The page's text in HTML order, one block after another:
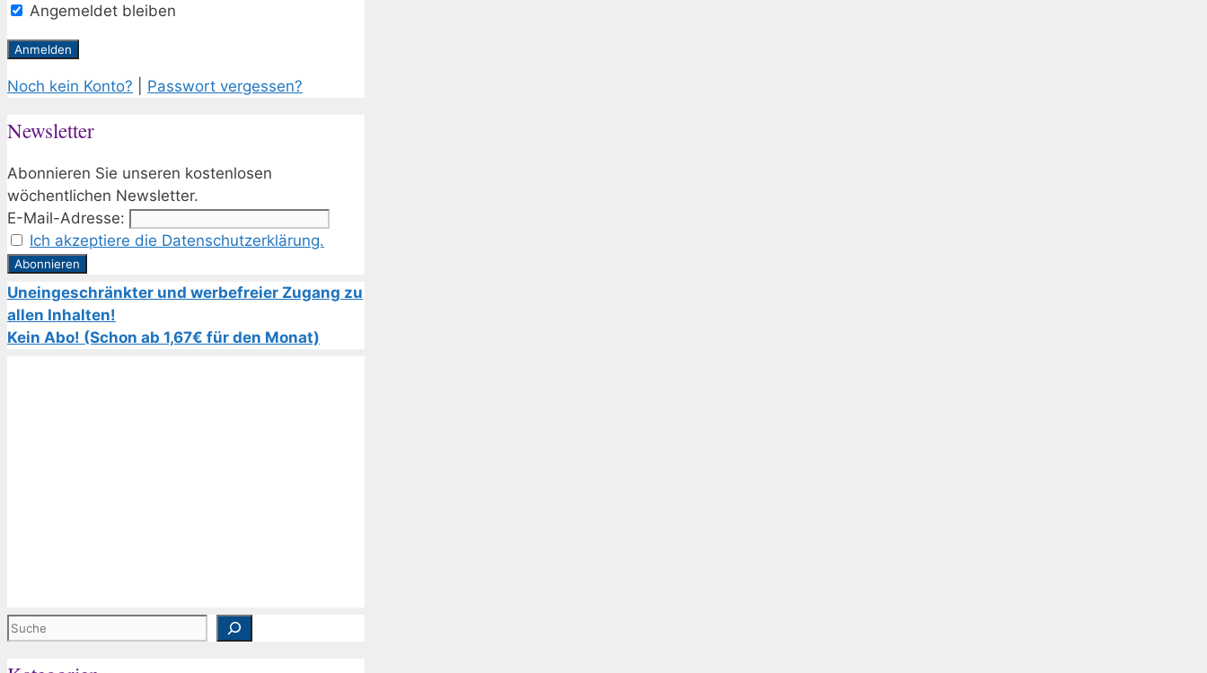
Angemeldet bleiben
Noch kein Konto? Passwort vergessen?
Newsletter
Abonnieren Sie unseren kostenlosen
wöchentlichen Newsletter.
E-Mail-Adresse:
Ich akzeptiere die Datenschutzerklärung.
Uneingeschränkter und werbefreier Zugang zu
allen Inhalten!
Kein Abo! (Schon ab 1,67€ für den Monat)
Suchen